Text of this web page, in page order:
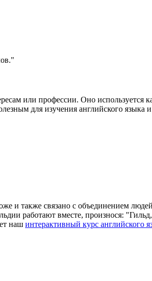
или профессии. Оно используется
для изучения английского языка
и также связано с объединением
работают вместе, произнося:
наш интерактивный курс английского